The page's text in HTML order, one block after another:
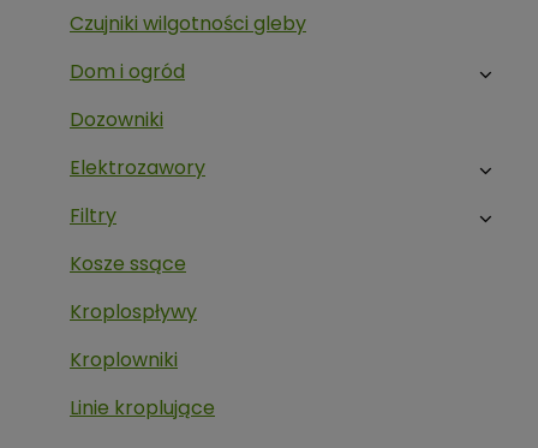
Czujniki wilgotności gleby
Dom i ogród
Dozowniki
Elektrozawory
Filtry
Kosze ssące
Kroplospływy
Kroplowniki
Linie kroplujące